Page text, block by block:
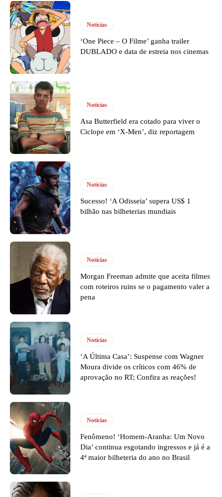
Notícias
‘One Piece – O Filme’ ganha trailer
DUBLADO e data de estreia nos cinemas
Notícias
Asa Butterfield era cotado para viver o
Ciclope em ‘X-Men’, diz reportagem
Notícias
Sucesso! ‘A Odisseia’ supera US$ 1
bilhão nas bilheterias mundiais
Notícias
Morgan Freeman admite que aceita filmes
com roteiros ruins se o pagamento valer a
pena
Notícias
‘A Última Casa’: Suspense com Wagner
Moura divide os críticos com 46% de
aprovação no RT; Confira as reações!
Notícias
Fenômeno! ‘Homem-Aranha: Um Novo
Dia’ continua esgotando ingressos e já é a
4ª maior bilheteria do ano no Brasil